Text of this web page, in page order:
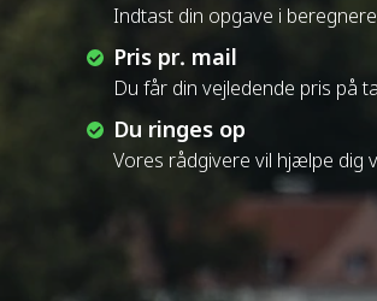
Indtast din opgave i
Pris pr. mail
Du får din vejledende pris på
Du ringes op
Vores rådgivere vil hjælpe dig